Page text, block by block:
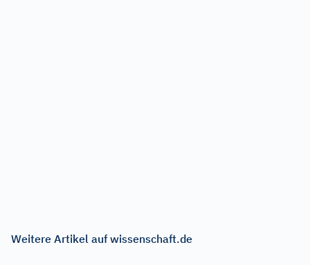
Weitere Artikel auf wissenschaft.de